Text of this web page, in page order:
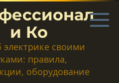
и Ко
электрике своими
правила,
оборудование